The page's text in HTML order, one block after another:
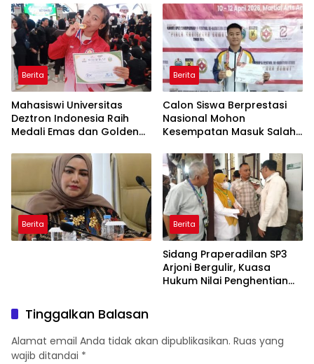
Ada Dugaan Tundak
Pidana
Berita
Mahasiswi Universitas
Deztron Indonesia Raih
Medali Emas dan Golden
Berita
Calon Siswa Berprestasi
Nasional Mohon
Kesempatan Masuk Salah
Berita Berita
Sidang Praperadilan SP3
Arjoni Bergulir, Kuasa
Hukum Nilai Penghentian
Tinggalkan Balasan
Alamat email Anda tidak akan dipublikasikan. Ruas yang
wajib ditandai *